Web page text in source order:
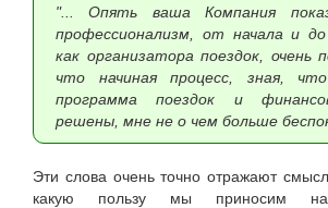
"... Опять ваша Компания
профессионализм, от начала и
как организатора поездок, очень
что начиная процесс, зная,
программа поездок и
решены, мне не о чем больше
Эти слова очень точно отражают
какую пользу мы приносим